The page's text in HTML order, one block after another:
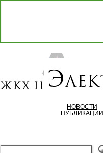
НОВОСТИ
ПУБЛИКАЦИИ